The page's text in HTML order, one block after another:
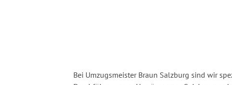
Bei Umzugsmeister Braun Salzburg sind wir